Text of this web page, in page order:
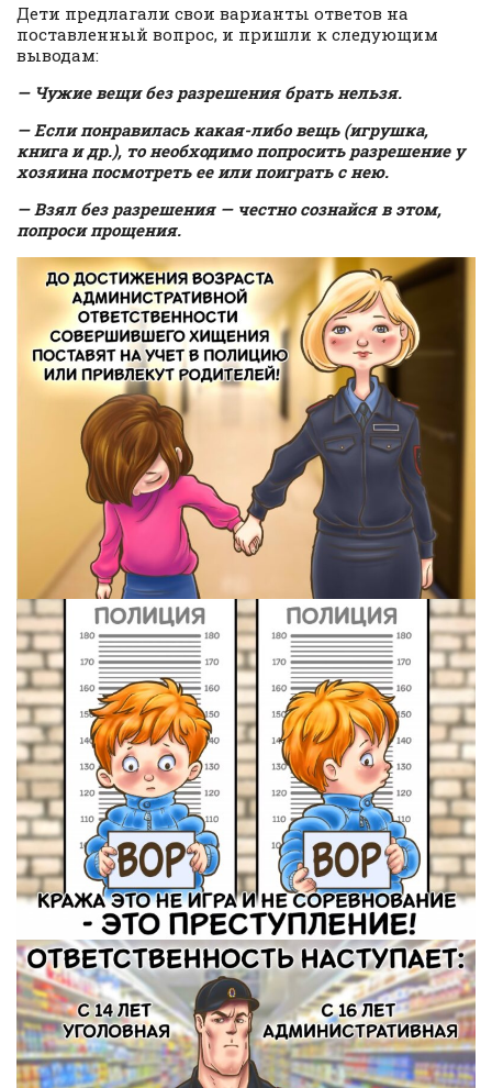
Дети предлагали свои варианты ответов на
поставленный вопрос, и пришли к следующим
выводам:
— Чужие вещи без разрешения брать нельзя.
— Если понравилась какая-либо вещь (игрушка,
книга и др.), то необходимо попросить разрешение у
хозяина посмотреть ее или поиграть с нею.
— Взял без разрешения — честно сознайся в этом,
попроси прощения.